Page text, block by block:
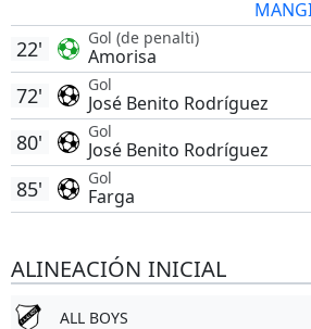
Gol (de penalti)
Amorisa
22'
Gol
José Benito Rodríguez
72'
Gol
José Benito Rodríguez
80'
Gol
Farga
85'
ALINEACIÓN INICIAL
ALL BOYS